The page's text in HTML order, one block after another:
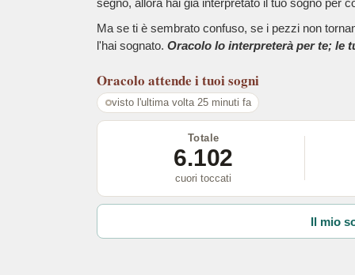
Ma se ti è sembrato confuso, se i pezzi non
l'hai sognato. Oracolo lo interpreterà per te; le
Oracolo attende i tuoi sogni
visto l'ultima volta 25 minuti fa
Totale
6.102
cuori toccati
Il mio